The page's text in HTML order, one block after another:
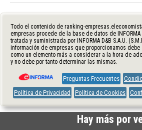
Todo el contenido de ranking-
empresas procede de la base de datos de INFORMA
tratada y suministrada por INFORMA D&B S.A.U.
información de empresas que proporcionamos
como un elemento más a considerar a la hora de
y no debe por tanto determinar las mismas.
Preguntas Frecuentes
Política de Privacidad
Política de Cookies
Hay más por